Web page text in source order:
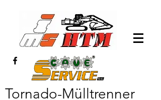
Tornado-Mülltrenner